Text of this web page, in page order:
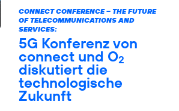
CONNECT CONFERENCE – THE FUTURE
OF TELECOMMUNICATIONS AND
SERVICES:
5G Konferenz von
connect und O2
diskutiert die
technologische
Zukunft